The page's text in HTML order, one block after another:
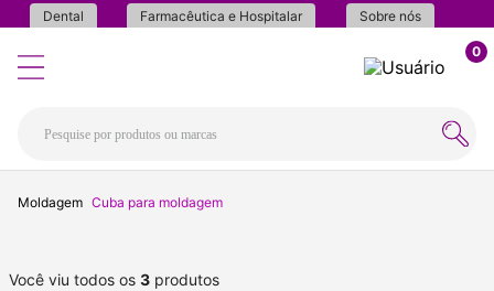
Dental Farmacêutica e Hospitalar Sobre nós
0
Moldagem Cuba para moldagem
Você viu todos os 3 produtos